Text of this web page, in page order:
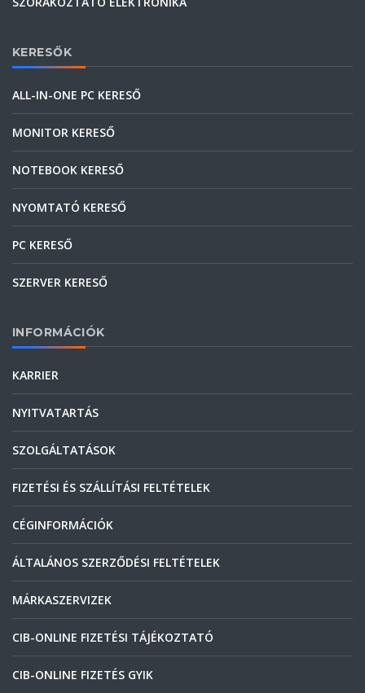
KERESŐK
ALL-IN-ONE PC KERESŐ
MONITOR KERESŐ
NOTEBOOK KERESŐ
NYOMTATÓ KERESŐ
PC KERESŐ
SZERVER KERESŐ
INFORMÁCIÓK
KARRIER
NYITVATARTÁS
SZOLGÁLTATÁSOK
FIZETÉSI ÉS SZÁLLÍTÁSI FELTÉTELEK
CÉGINFORMÁCIÓK
ÁLTALÁNOS SZERZŐDÉSI FELTÉTELEK
MÁRKASZERVIZEK
CIB-ONLINE FIZETÉSI TÁJÉKOZTATÓ
CIB-ONLINE FIZETÉS GYIK